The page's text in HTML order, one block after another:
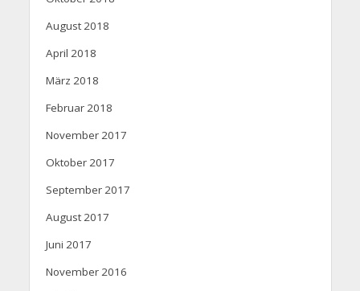
August 2018
April 2018
März 2018
Februar 2018
November 2017
Oktober 2017
September 2017
August 2017
Juni 2017
November 2016